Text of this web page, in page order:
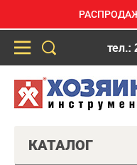
тел.:
КАТАЛОГ